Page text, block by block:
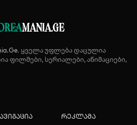
MANIA.GE
. ყველა უფლება დაცულია
ფილმები, სერიალები, ანიმაციები,
რეკლამა